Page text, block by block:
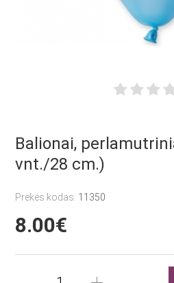
Balionai,
vnt./28 cm.)
Prekės kodas: 11350
8.00€